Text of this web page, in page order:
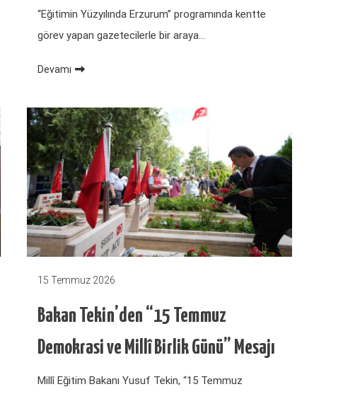
“Eğitimin Yüzyılında Erzurum” programında kentte
görev yapan gazetecilerle bir araya…
Devamı
15 Temmuz 2026
Bakan Tekin’den “15 Temmuz
Demokrasi ve Millî Birlik Günü” Mesajı
Millî Eğitim Bakanı Yusuf Tekin, “15 Temmuz